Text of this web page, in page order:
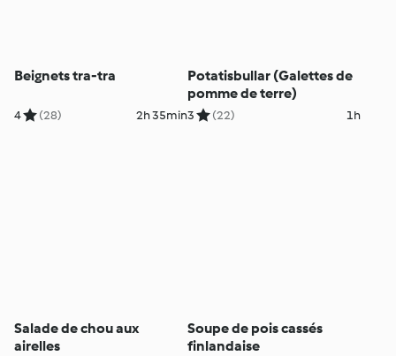
Beignets tra-tra
4 (28) 2h 35min
Potatisbullar (Galettes de
pomme de terre)
3 (22) 1h
Salade de chou aux
airelles
Soupe de pois cassés
finlandaise